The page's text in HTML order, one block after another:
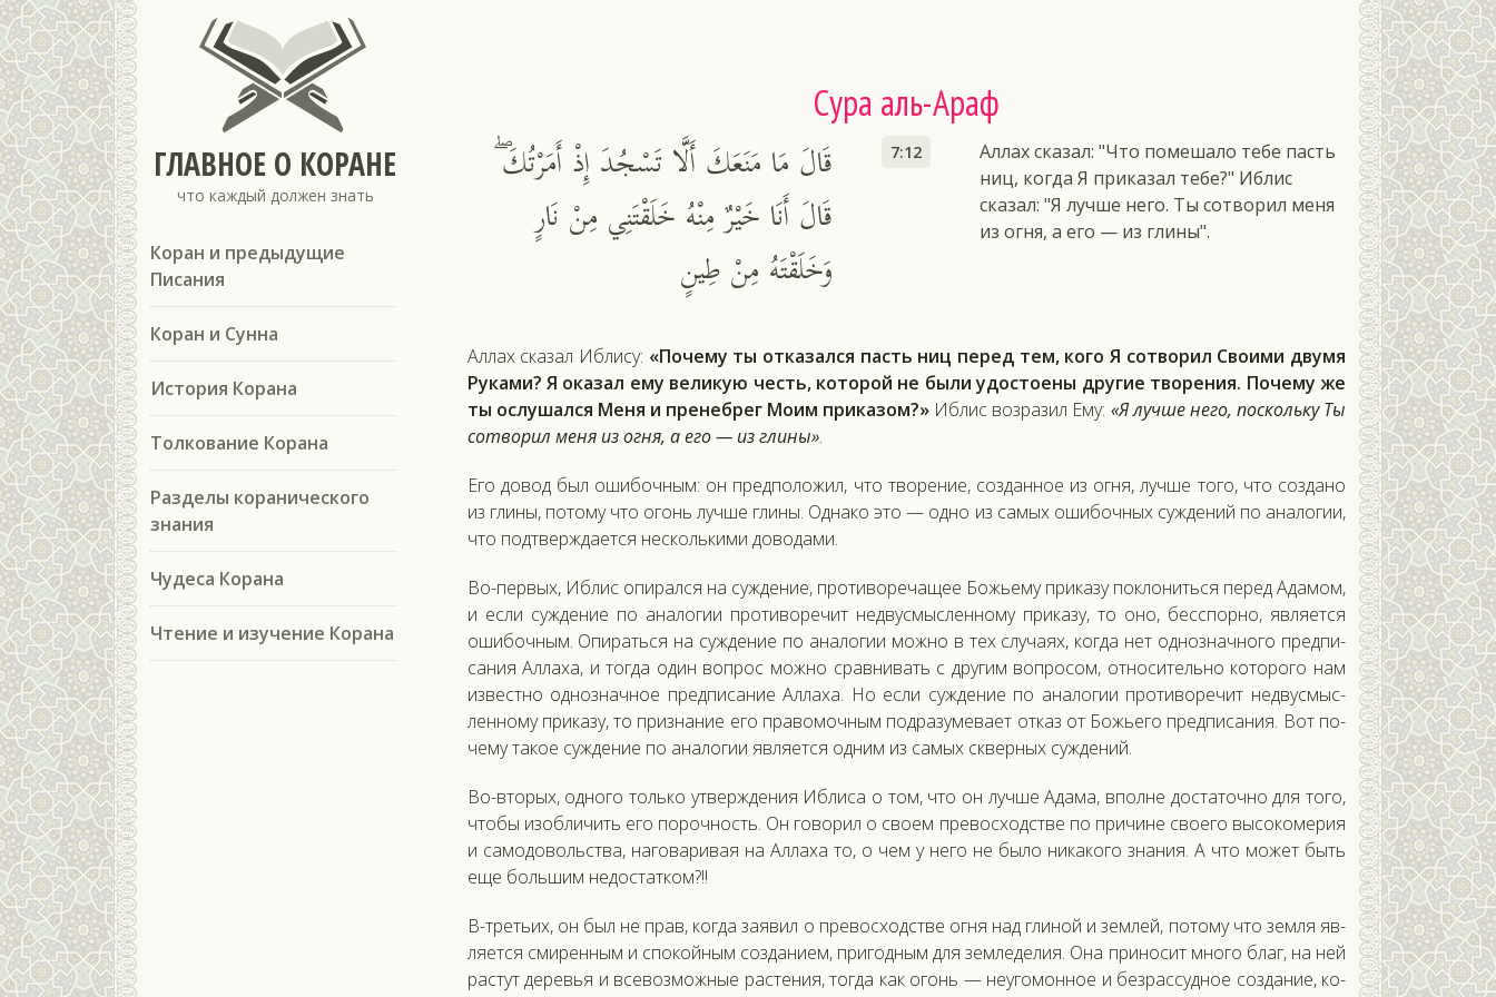
ГЛАВНОЕ О КОРАНЕ
что каждый должен знать
Коран и предыдущие
Писания
Коран и Сунна
История Корана
Толкование Корана
Разделы коранического
знания
Чудеса Корана
Чтение и изучение Корана
Сура аль-Араф
قَالَ مَا مَنَعَكَ أَلَّا تَسْجُدَ إِذْ أَمَرْتُكَ ۖ
قَالَ أَنَا خَيْرٌ مِنْهُ خَلَقْتَنِي مِنْ نَارٍ
وَخَلَقْتَهُ مِنْ طِينٍ
7:12
Аллах сказал: "Что помешало тебе пасть
ниц, когда Я приказал тебе?" Иблис
сказал: "Я лучше него. Ты сотворил меня
из огня, а его — из глины".
Ал­лах ска­зал Иб­ли­су: «По­чему ты от­ка­зал­ся пасть ниц пе­ред тем, ко­го Я сот­во­рил Сво­ими дву­мя
Ру­ками? Я ока­зал ему ве­ликую честь, ко­торой не бы­ли удос­то­ены дру­гие тво­рения. По­чему же
ты ос­лу­шал­ся Ме­ня и пре­неб­рег Мо­им при­казом?» Иб­лис воз­ра­зил Ему: «Я луч­ше не­го, пос­коль­ку Ты
сот­во­рил ме­ня из ог­ня, а его — из гли­ны».
Его до­вод был оши­боч­ным: он пред­по­ложил, что тво­рение, соз­данное из ог­ня, луч­ше то­го, что соз­да­но
из гли­ны, по­тому что огонь луч­ше гли­ны. Од­на­ко это — од­но из са­мых оши­боч­ных суж­де­ний по ана­логии,
что под­твержда­ет­ся нес­коль­ки­ми до­вода­ми.
Во-пер­вых, Иб­лис опи­рал­ся на суж­де­ние, про­тиво­реча­щее Божь­ему при­казу пок­ло­нить­ся пе­ред Ада­мом,
и ес­ли суж­де­ние по ана­логии про­тиво­речит нед­вусмыс­ленно­му при­казу, то оно, бес­спор­но, яв­ля­ет­ся
оши­боч­ным. Опи­рать­ся на суж­де­ние по ана­логии мож­но в тех слу­ча­ях, ког­да нет од­нознач­но­го пред­пи­
сания Ал­ла­ха, и тог­да один воп­рос мож­но срав­ни­вать с дру­гим воп­ро­сом, от­но­ситель­но ко­торо­го нам
из­вес­тно од­нознач­ное пред­пи­сание Ал­ла­ха. Но ес­ли суж­де­ние по ана­логии про­тиво­речит нед­вусмыс­
ленно­му при­казу, то приз­на­ние его пра­вомоч­ным под­ра­зуме­ва­ет от­каз от Божь­его пред­пи­сания. Вот по­
чему та­кое суж­де­ние по ана­логии яв­ля­ет­ся од­ним из са­мых сквер­ных суж­де­ний.
Во-вто­рых, од­но­го толь­ко ут­вер­жде­ния Иб­ли­са о том, что он луч­ше Ада­ма, впол­не дос­та­точ­но для то­го,
что­бы изоб­ли­чить его по­роч­ность. Он го­ворил о сво­ем пре­вос­ходс­тве по при­чине сво­его вы­соко­мерия
и са­модо­воль­ства, на­гова­ривая на Ал­ла­ха то, о чем у не­го не бы­ло ни­како­го зна­ния. А что мо­жет быть
еще боль­шим не­дос­татком?!!
В-треть­их, он был не прав, ког­да за­явил о пре­вос­ходс­тве ог­ня над гли­ной и зем­лей, по­тому что зем­ля яв­
ля­ет­ся сми­рен­ным и спо­кой­ным соз­да­ни­ем, при­год­ным для зем­ле­делия. Она при­носит мно­го благ, на ней
рас­тут де­ревья и все­воз­можные рас­те­ния, тог­да как огонь — не­уго­мон­ное и без­рассуд­ное соз­да­ние, ко­